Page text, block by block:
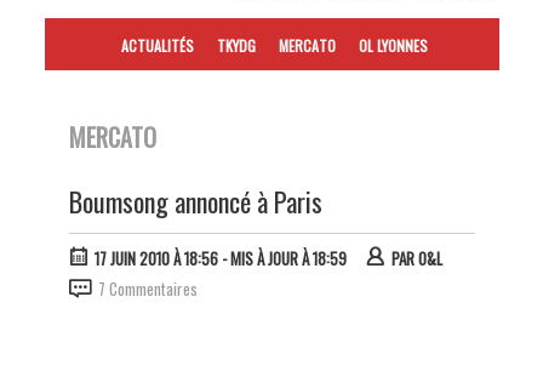
ACTUALITÉS TKYDG MERCATO OL LYONNES
MERCATO
Boumsong annoncé à Paris
17 JUIN 2010 À 18:56- MIS À JOUR À 18:59 PARO&L
7 Commentaires